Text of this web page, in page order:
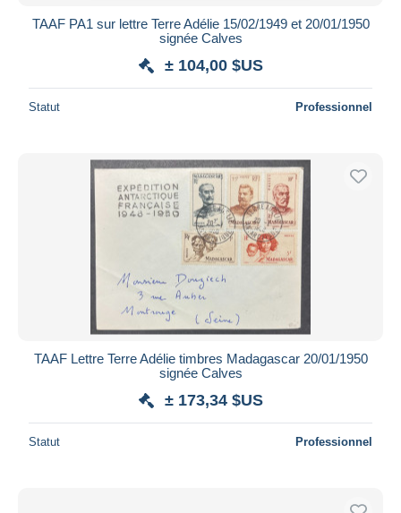
TAAF PA1 sur lettre Terre Adélie 15/02/1949 et 20/01/1950
signée Calves
± 104,00 $US
Statut Professionnel
TAAF Lettre Terre Adélie timbres Madagascar 20/01/1950
signée Calves
± 173,34 $US
Statut Professionnel